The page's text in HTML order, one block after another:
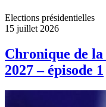
Elections présidentielles
15 juillet 2026
Chronique de
2027 – épisode 1